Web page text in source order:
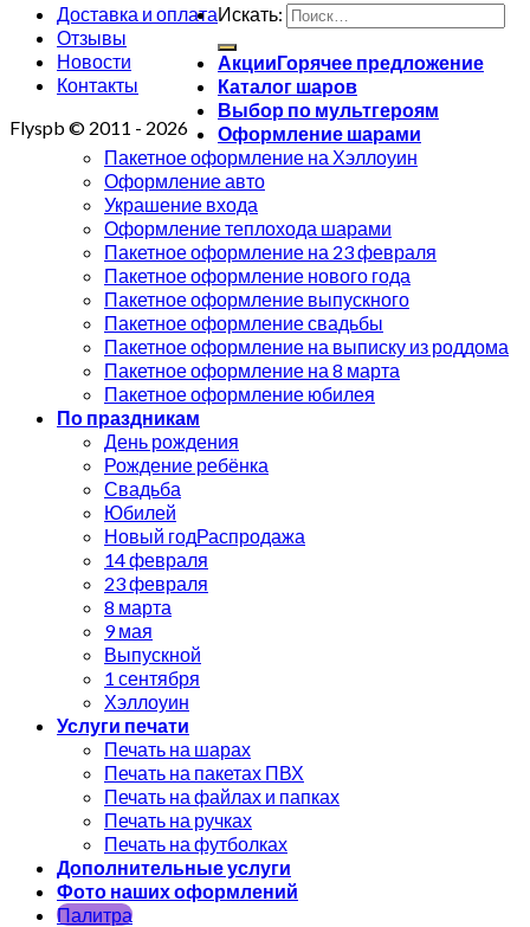
Доставка и оплата
Отзывы
Новости
Контакты
Flyspb © 2011 - 2026
Искать:
Акции
Каталог шаров
Выбор по мультгероям
Оформление шарами
Пакетное оформление на Хэллоуин
Оформление авто
Украшение входа
Оформление теплохода шарами
Пакетное оформление на 23 февраля
Пакетное оформление нового года
Пакетное оформление выпускного
Пакетное оформление свадьбы
Пакетное оформление на выписку из роддома
Пакетное оформление на 8 марта
Пакетное оформление юбилея
По праздникам
День рождения
Рождение ребёнка
Свадьба
Юбилей
Новый год
14 февраля
23 февраля
8 марта
9 мая
Выпускной
1 сентября
Хэллоуин
Услуги печати
Печать на шарах
Печать на пакетах ПВХ
Печать на файлах и папках
Печать на ручках
Печать на футболках
Дополнительные услуги
Фото наших оформлений
Палитра